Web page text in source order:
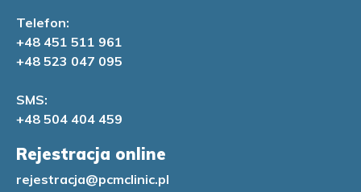
Telefon:
+48 451 511 961
+48 523 047 095
SMS:
+48 504 404 459
Rejestracja online
rejestracja@pcmclinic.pl